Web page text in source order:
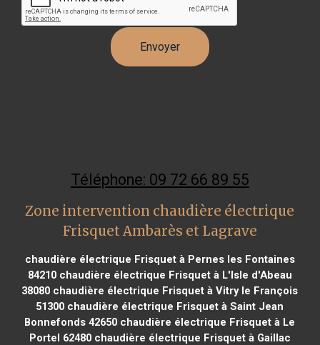
Téléphone: 09 72 66 89 55
Zone intervention chaudière électrique
Frisquet Ambarès et Lagrave
chaudière électrique Frisquet à Pernes les Fontaines
84210chaudière électrique Frisquet à L'Isle d'Abeau
38080 chaudière électrique Frisquet à Vitry le François
51300 chaudière électrique Frisquet à Saint Jean
Bonnefonds 42650 chaudière électrique Frisquet à Le
Portel 62480chaudière électrique Frisquet à Gaillac